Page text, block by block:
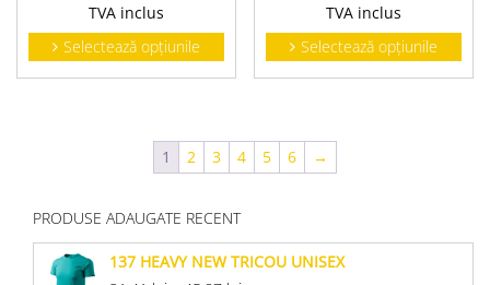
TVA inclus
Selectează opțiunile
TVA inclus
Selectează opțiunile
1 2 3 4 5 6 →
PRODUSE ADAUGATE RECENT
137 HEAVY NEW TRICOU UNISEX